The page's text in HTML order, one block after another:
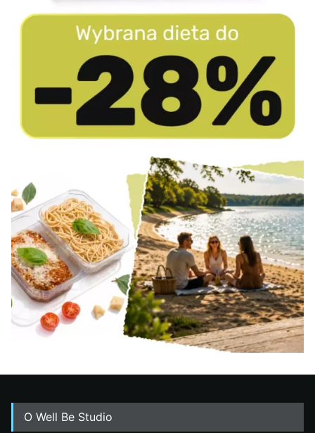
O Well Be Studio